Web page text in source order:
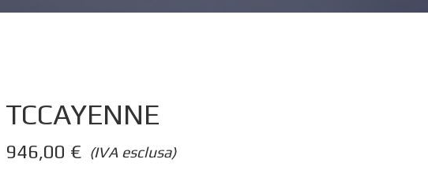
TCCAYENNE
(IVA esclusa)
946,00 €